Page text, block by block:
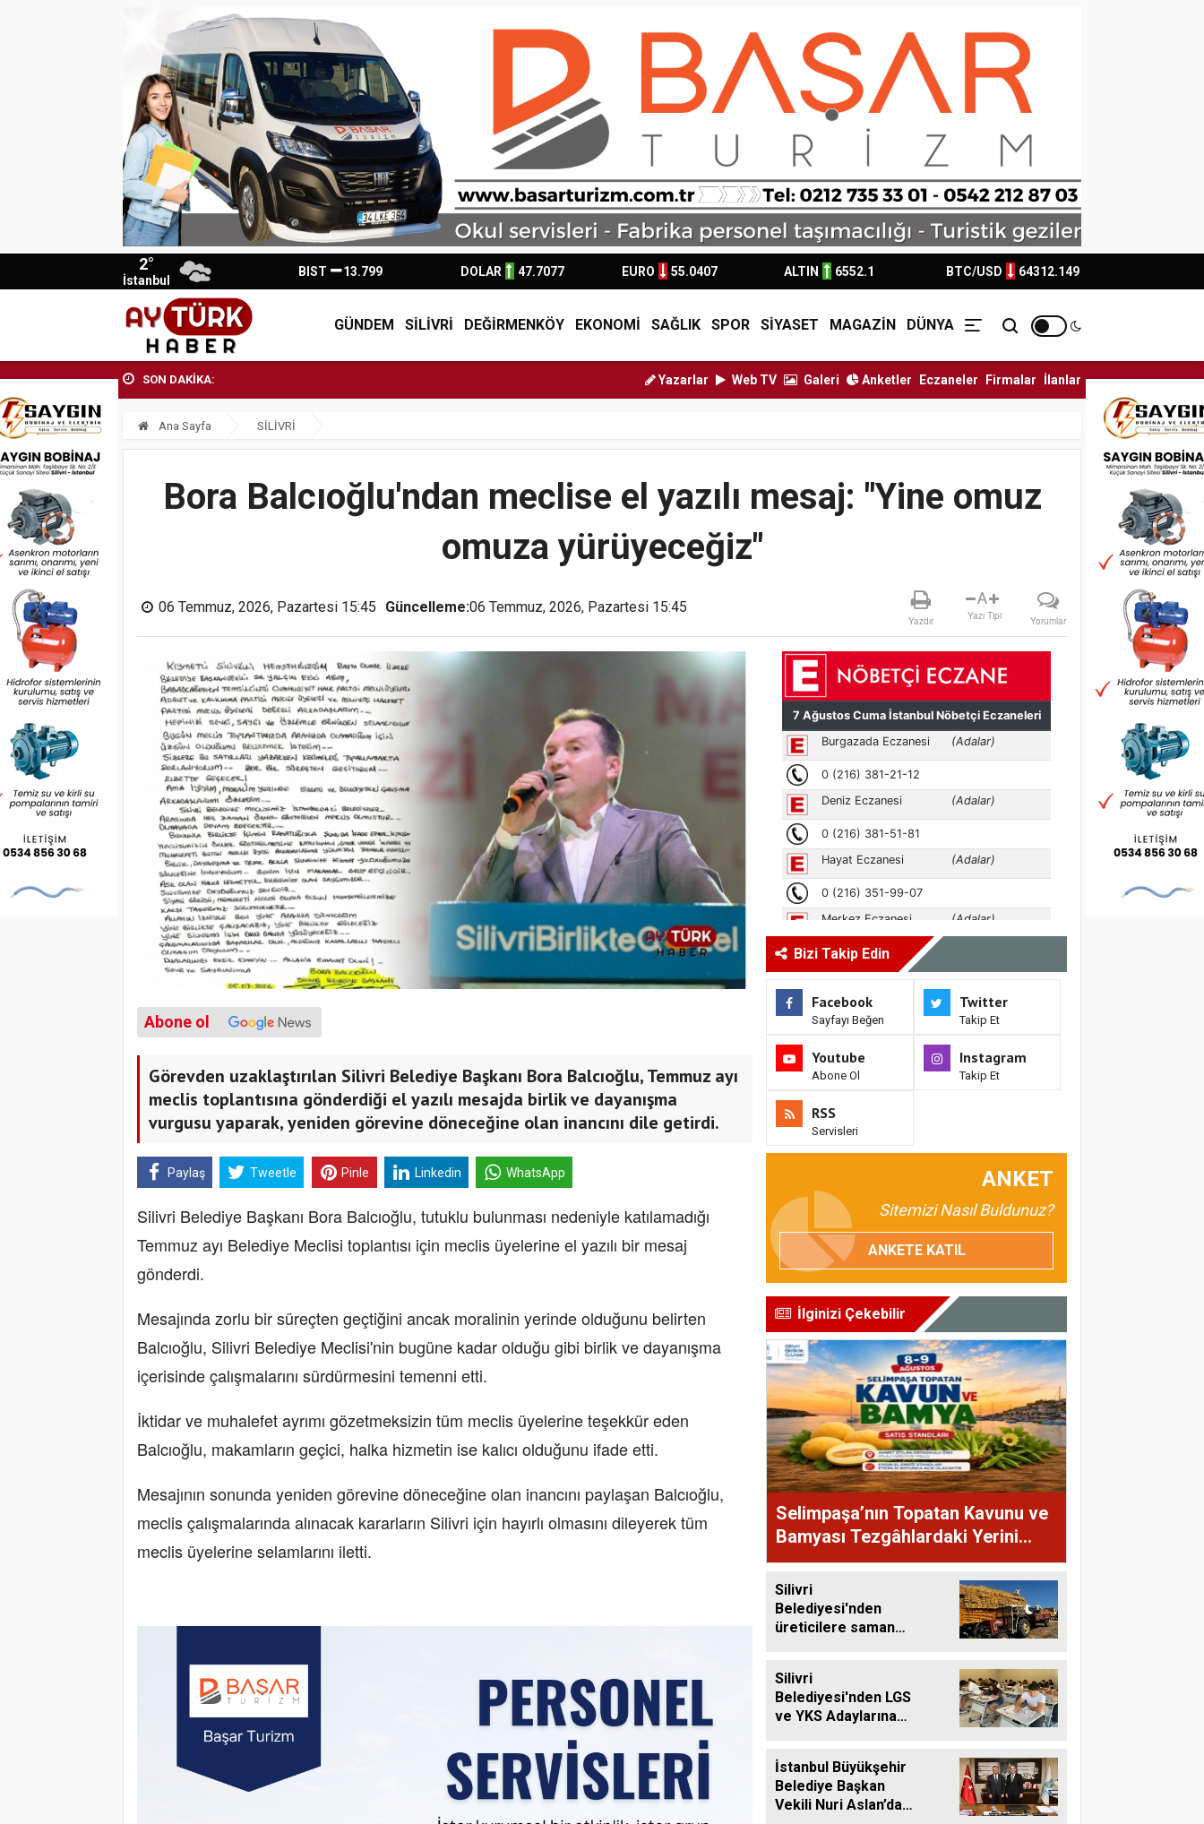
2°
İstanbul
BIST 13.799 DOLAR 47.7077 EURO 55.0407 ALTIN 6552.1 BTC/USD 64312.149
GÜNDEM SİLİVRİ DEĞİRMENKÖY EKONOMİ SAĞLIK SPOR SİYASET MAGAZİN DÜNYA
SON DAKİKA: Yazarlar Web TV Galeri Anketler Eczaneler Firmalar İlanlar
Ana Sayfa SİLİVRİ
Bora Balcıoğlu'ndan meclise el yazılı mesaj: "Yine omuz
omuza yürüyeceğiz"
06 Temmuz, 2026, Pazartesi 15:45 Güncelleme:06 Temmuz, 2026, Pazartesi 15:45
Yazdır
A
Yazı Tipi Yorumlar
Abone ol
Görevden uzaklaştırılan Silivri Belediye Başkanı Bora Balcıoğlu, Temmuz ayı
meclis toplantısına gönderdiği el yazılı mesajda birlik ve dayanışma
vurgusu yaparak, yeniden görevine döneceğine olan inancını dile getirdi.
Paylaş Tweetle Pinle Linkedin WhatsApp
Silivri Belediye Başkanı Bora Balcıoğlu, tutuklu bulunması nedeniyle katılamadığı
Temmuz ayı Belediye Meclisi toplantısı için meclis üyelerine el yazılı bir mesaj
gönderdi.
Mesajında zorlu bir süreçten geçtiğini ancak moralinin yerinde olduğunu belirten
Balcıoğlu, Silivri Belediye Meclisi'nin bugüne kadar olduğu gibi birlik ve dayanışma
içerisinde çalışmalarını sürdürmesini temenni etti.
İktidar ve muhalefet ayrımı gözetmeksizin tüm meclis üyelerine teşekkür eden
Balcıoğlu, makamların geçici, halka hizmetin ise kalıcı olduğunu ifade etti.
Mesajının sonunda yeniden görevine döneceğine olan inancını paylaşan Balcıoğlu,
meclis çalışmalarında alınacak kararların Silivri için hayırlı olmasını dileyerek tüm
meclis üyelerine selamlarını iletti.
Bizi Takip Edin
Facebook
Sayfayı Beğen
Twitter
Takip Et
Youtube
Abone Ol
Instagram
Takip Et
RSS
Servisleri
ANKET
Sitemizi Nasıl Buldunuz?
ANKETE KATIL
İlginizi Çekebilir
Selimpaşa’nın Topatan Kavunu ve
Bamyası Tezgâhlardaki Yerini
Alıyor
Silivri
Belediyesi'nden
üreticilere saman
Silivri
Belediyesi'nden LGS
ve YKS Adaylarına
İstanbul Büyükşehir
Belediye Başkan
Vekili Nuri Aslan’dan